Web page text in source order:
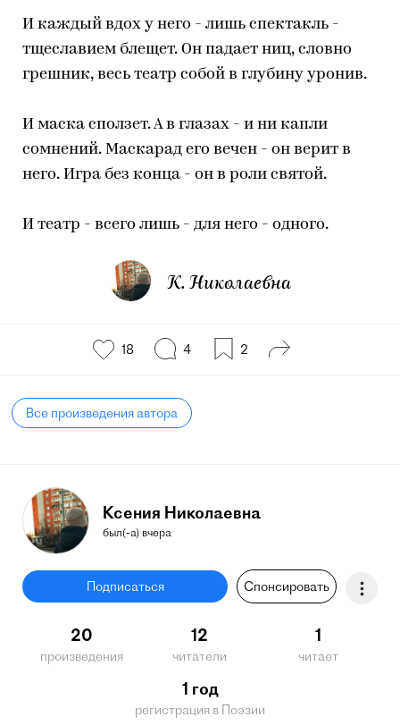
И каждый вдох у него - лишь спектакль -
тщеславием блещет. Он падает ниц, словно
грешник, весь театр собой в глубину уронив.
И маска сползет. А в глазах - и ни капли
сомнений. Маскарад его вечен - он верит в
него. Игра без конца - он в роли святой.
И театр - всего лишь - для него - одного.
К. Николаевна
18 4 2
Все произведения автора
Ксения Николаевна
был(-а) вчера
Подписаться Спонсировать
20
произведения
12
читатели
1
читает
1 год
регистрация в Поэзии